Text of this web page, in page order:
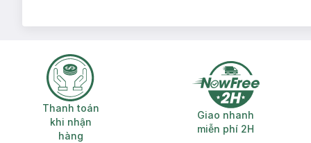
Thanh toán khi nhận hàng
Thanh toán
khi nhận
hàng
Giao nhanh
Giao nhanh
miễn phí 2H